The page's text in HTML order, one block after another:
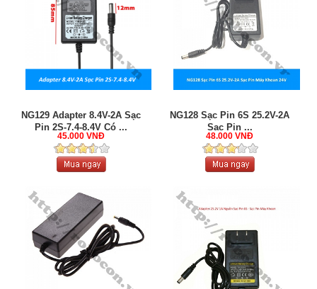
NG129 Adapter 8.4V-2A Sạc
Pin 2S-7.4-8.4V Có ...
45.000 VNĐ
NG128 Sạc Pin 6S 25.2V-2A
Sạc Pin ...
48.000 VNĐ